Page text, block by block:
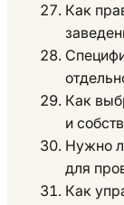
Как
Как
и
Нужно
для
Как